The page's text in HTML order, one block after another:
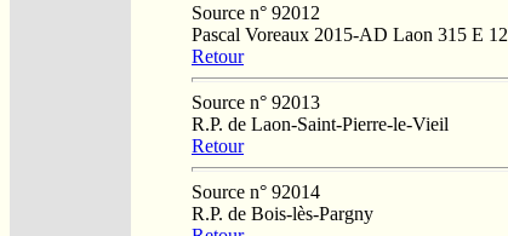
Source n° 92012
Pascal Voreaux 2015-AD Laon 315 E 12
Retour
Source n° 92013
R.P. de Laon-Saint-Pierre-le-Vieil
Retour
Source n° 92014
R.P. de Bois-lès-Pargny